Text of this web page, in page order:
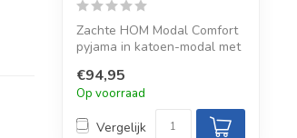
Zachte HOM Modal Comfort
pyjama in katoen-modal met
€94,95
Op voorraad
Vergelijk